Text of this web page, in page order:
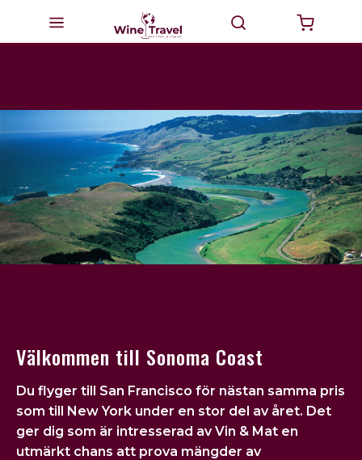
Valtellina
Italien
Vinturer
GourmetTravel
USA
Kontakt
Omdöme
Välkommen till Sonoma Coast
Du flyger till San Francisco för nästan samma pris
som till New York under en stor del av året. Det
ger dig som är intresserad av Vin & Mat en
utmärkt chans att prova mängder av